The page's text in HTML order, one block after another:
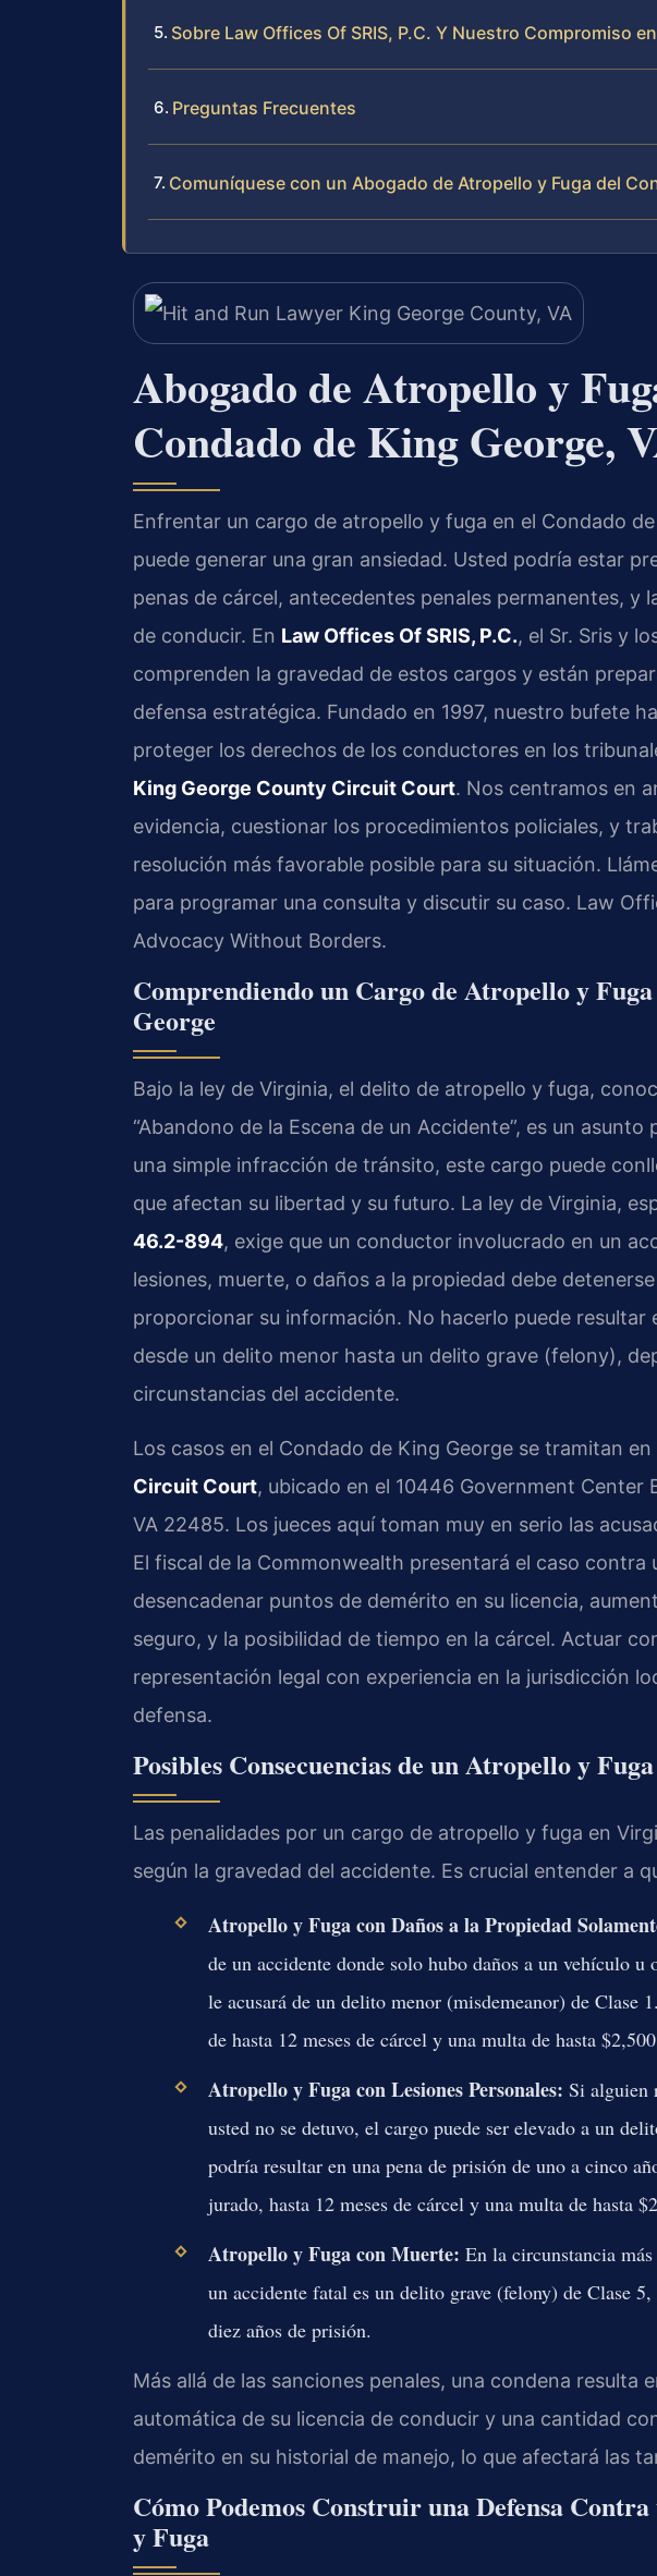
Sobre Law Offices Of SRIS, P.C. Y Nuestro Compromiso
Preguntas Frecuentes
Comuníquese con un Abogado de Atropello y Fuga del
Abogado de Atropello y
Condado de King George,
Enfrentar un cargo de atropello y fuga en el Condado
puede generar una gran ansiedad. Usted podría estar
penas de cárcel, antecedentes penales permanentes, y
de conducir. En Law Offices Of SRIS, P.C., el Sr. Sris y
comprenden la gravedad de estos cargos y están
defensa estratégica. Fundado en 1997, nuestro bufete
proteger los derechos de los conductores en los
King George County Circuit Court. Nos centramos en
evidencia, cuestionar los procedimientos policiales, y
resolución más favorable posible para su situación.
para programar una consulta y discutir su caso. Law
Advocacy Without Borders.
Comprendiendo un Cargo de Atropello y
George
Bajo la ley de Virginia, el delito de atropello y fuga,
“Abandono de la Escena de un Accidente”, es un
una simple infracción de tránsito, este cargo puede
que afectan su libertad y su futuro. La ley de Virginia,
46.2-894, exige que un conductor involucrado en un
lesiones, muerte, o daños a la propiedad debe
proporcionar su información. No hacerlo puede resultar
desde un delito menor hasta un delito grave (felony),
circunstancias del accidente.
Los casos en el Condado de King George se tramitan en
Circuit Court, ubicado en el 10446 Government Center
VA 22485. Los jueces aquí toman muy en serio las
El fiscal de la Commonwealth presentará el caso contra
desencadenar puntos de demérito en su licencia,
seguro, y la posibilidad de tiempo en la cárcel. Actuar
representación legal con experiencia en la jurisdicción
defensa.
Posibles Consecuencias de un Atropello y
Las penalidades por un cargo de atropello y fuga en
según la gravedad del accidente. Es crucial entender a
Atropello y Fuga con Daños a la Propiedad
de un accidente donde solo hubo daños a un vehículo u
le acusará de un delito menor (misdemeanor) de Clase
de hasta 12 meses de cárcel y una multa de hasta
Atropello y Fuga con Lesiones Personales: Si alguien
usted no se detuvo, el cargo puede ser elevado a un
podría resultar en una pena de prisión de uno a cinco
jurado, hasta 12 meses de cárcel y una multa de hasta
Atropello y Fuga con Muerte: En la circunstancia
un accidente fatal es un delito grave (felony) de Clase
diez años de prisión.
Más allá de las sanciones penales, una condena resulta
automática de su licencia de conducir y una cantidad
demérito en su historial de manejo, lo que afectará las
Cómo Podemos Construir una Defensa
y Fuga